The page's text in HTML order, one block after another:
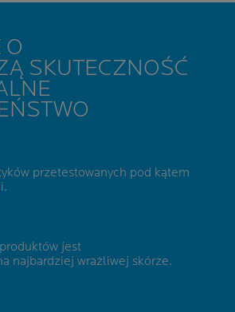
O
SKUTECZNOŚĆ
przetestowanych pod kątem
.
jest
najbardziej wrażliwej skórze.